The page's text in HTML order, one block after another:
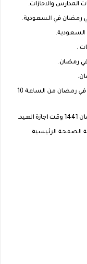
المدارس والاجازات.
رمضان في السعودية.
دوام الإداريين في الجامعات السعودية في رمضان من الساعة 10
الصفحة الرئيسية